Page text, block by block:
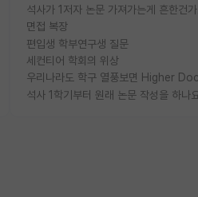
석사가 1저자 논문 가져가는게 흔한건
면접 복장
편입생 학부연구생 질문
세컨티어 학회의 위상
석사 1학기부터 원래 논문 작성을 하나